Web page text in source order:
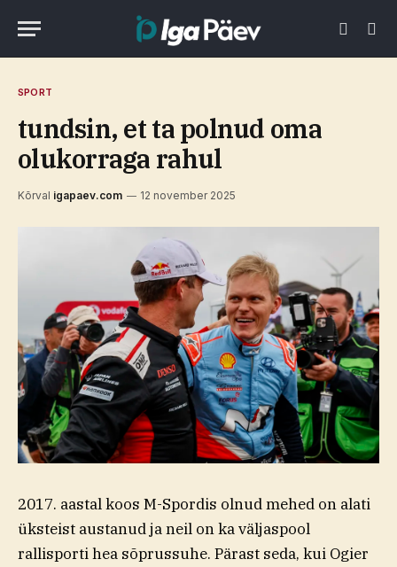
SPORT
tundsin, et ta polnud oma
olukorraga rahul
Kõrval igapaev.com 12 november 2025
2017. aastal koos M-Spordis olnud mehed on alati
üksteist austanud ja neil on ka väljaspool
rallisporti hea sõprussuhe. Pärast seda, kui Ogier